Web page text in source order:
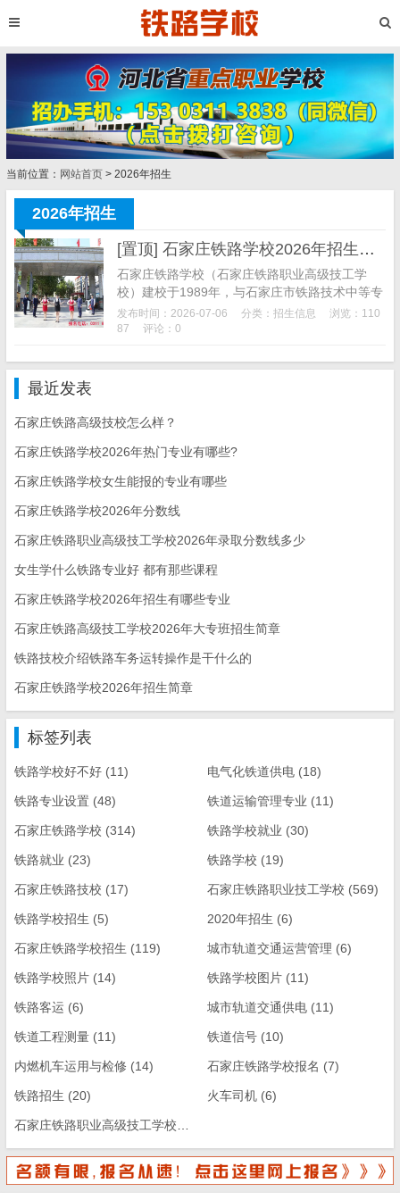
当前位置： 网站首页 > 2026年招生
2026年招生
[置顶] 石家庄铁路学校2026年招生简章
石家庄铁路学校（石家庄铁路职业高级技工学
校）建校于1989年，与石家庄市铁路技术中等专
业学校、石家庄新铁轨道交通中专学校、河北航
空管理中等专业学校同属于石铁教育集团。是河
培训基地，铁路学子的摇篮，被...
发布时间：2026-07-06 分类： 招生信息
浏览：110
87
评论：0
最近发表
石家庄铁路高级技校怎么样？
石家庄铁路学校2026年热门专业有哪些?
石家庄铁路学校女生能报的专业有哪些
石家庄铁路学校2026年分数线
石家庄铁路职业高级技工学校2026年录取分数线多少
女生学什么铁路专业好 都有那些课程
石家庄铁路学校2026年招生有哪些专业
石家庄铁路高级技工学校2026年大专班招生简章
铁路技校介绍铁路车务运转操作是干什么的
石家庄铁路学校2026年招生简章
标签列表
铁路学校好不好 (11) 电气化铁道供电 (18)
铁路专业设置 (48) 铁道运输管理专业 (11)
石家庄铁路学校 (314) 铁路学校就业 (30)
铁路就业 (23) 铁路学校 (19)
石家庄铁路技校 (17) 石家庄铁路职业技工学校 (569)
铁路学校招生 (5) 2020年招生 (6)
石家庄铁路学校招生 (119) 城市轨道交通运营管理 (6)
铁路学校照片 (14) 铁路学校图片 (11)
铁路客运 (6) 城市轨道交通供电 (11)
铁道工程测量 (11) 铁道信号 (10)
内燃机车运用与检修 (14) 石家庄铁路学校报名 (7)
铁路招生 (20) 火车司机 (6)